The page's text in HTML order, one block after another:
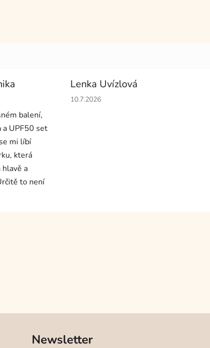
5 z 5 hvězdiček.
balení,
a UPF50 set
mi líbí
která
a
to není
Lenka Uvízlová
Hodnocení obchodu je 5 z 5 hvězdiček.
10.7.2026
Newsletter